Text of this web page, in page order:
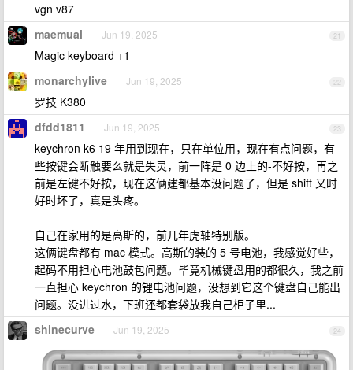
vgn v87
21
maemual Jun 19, 2025
Magic keyboard +1
22
monarchylive Jun 19, 2025
罗技 K380
23
dfdd1811 Jun 19, 2025
keychron k6 19 年用到现在，只在单位用，现在有点问题，有
些按键会断触要么就是失灵，前一阵是 0 边上的-不好按，再之
前是左键不好按，现在这俩建都基本没问题了，但是 shift 又时
好时坏了，真是头疼。
自己在家用的是高斯的，前几年虎轴特别版。
这俩键盘都有 mac 模式。高斯的装的 5 号电池，我感觉好些，
起码不用担心电池鼓包问题。毕竟机械键盘用的都很久，我之前
一直担心 keychron 的锂电池问题，没想到它这个键盘自己能出
问题。没进过水，下班还都套袋放我自己柜子里...
24
shinecurve Jun 19, 2025